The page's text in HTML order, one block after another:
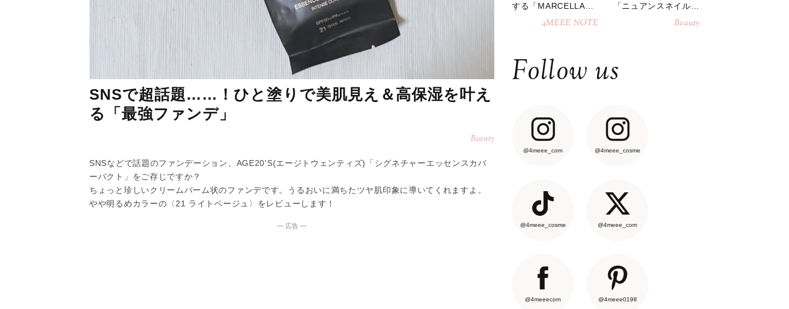
SNSで超話題……！ひと塗りで美肌見え＆高保湿を叶え
る「最強ファンデ」
Beauty
SNSなどで話題のファンデーション、AGE20'S(エージトウェンティズ)「シグネチャーエッセンスカバ
ーパクト」をご存じですか？
ちょっと珍しいクリームバーム状のファンデです。うるおいに満ちたツヤ肌印象に導いてくれますよ。
やや明るめカラーの〈21 ライトベージュ〉をレビューします！
― 広告 ―
する「MARCELLAト
ートバッグ」4MEEE NOTE
「ニュアンスネイル」
Beauty
Follow us
@4meee_com @4meee_cosme
@4meee_cosme @4meee_com
@4meeecom @4meee0198